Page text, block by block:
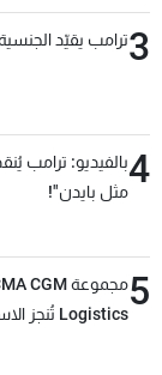
3ترامب يقيّد الجنسية
4بالفيديو: ترامب
مثل بايدن"!
5Logistics تُنجز الاستحواذ على مجموعة فتّال